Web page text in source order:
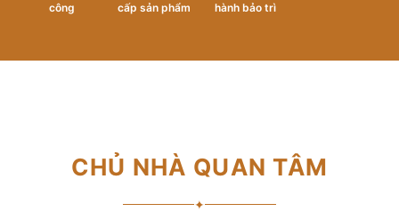
công
cấp sản phẩm
hành bảo trì
CHỦ NHÀ QUAN TÂM
✦